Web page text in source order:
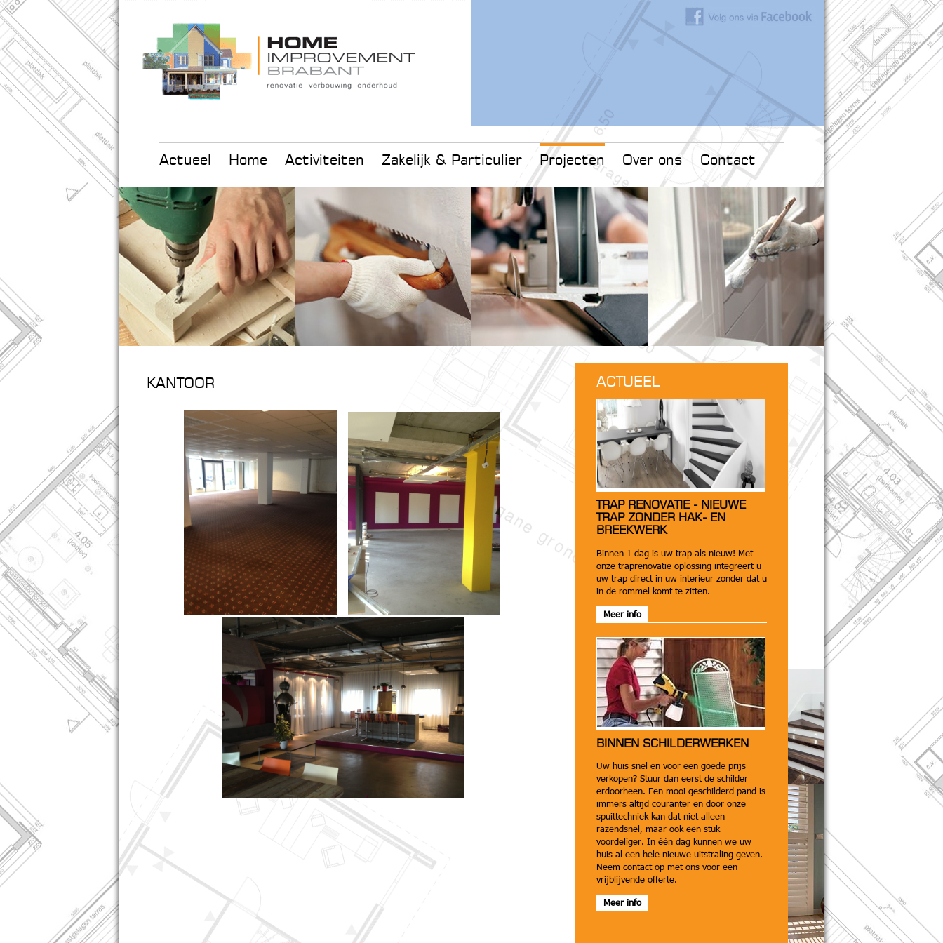
Actueel Home Activiteiten Zakelijk & Particulier Projecten Over ons Contact
KANTOOR ACTUEEL
TRAP RENOVATIE - NIEUWE
TRAP ZONDER HAK- EN
BREEKWERK
Binnen 1 dag is uw trap als nieuw! Met
onze traprenovatie oplossing integreert u
uw trap direct in uw interieur zonder dat u
in de rommel komt te zitten.
Meer info
BINNEN SCHILDERWERKEN
Uw huis snel en voor een goede prijs
verkopen? Stuur dan eerst de schilder
erdoorheen. Een mooi geschilderd pand is
immers altijd couranter en door onze
spuittechniek kan dat niet alleen
razendsnel, maar ook een stuk
voordeliger. In één dag kunnen we uw
huis al een hele nieuwe uitstraling geven.
Neem contact op met ons voor een
vrijblijvende offerte.
Meer info